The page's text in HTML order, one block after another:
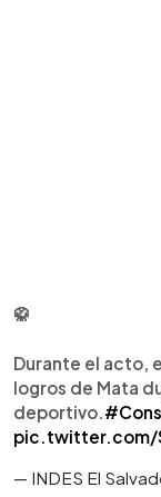
🥋
Durante el acto,
logros de Mata
deportivo.
pic.twitter.com/
— INDES El